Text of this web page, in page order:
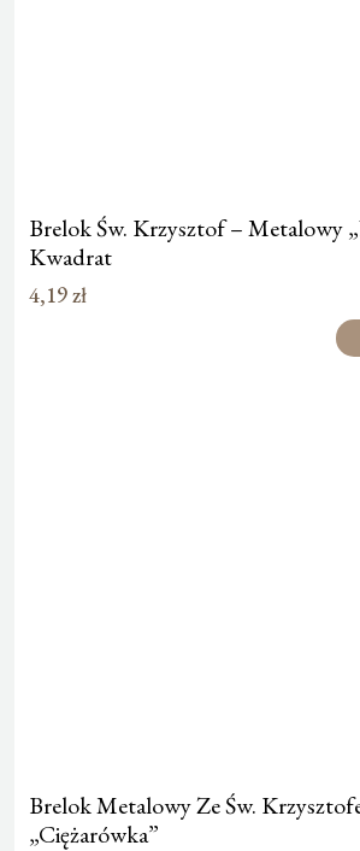
Brelok Św. Krzysztof – Metalowy
Kwadrat
4,19zł
Brelok Metalowy Ze Św.
„Ciężarówka”